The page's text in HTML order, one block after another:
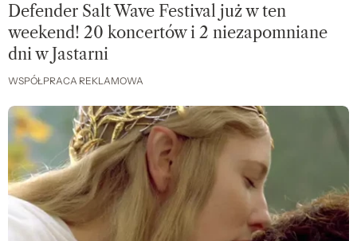
Defender Salt Wave Festival już w ten
weekend! 20 koncertów i 2 niezapomniane
dni w Jastarni
WSPÓŁPRACA REKLAMOWA